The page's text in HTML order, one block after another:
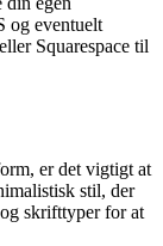
og eventuelt
Squarespace til
er det vigtigt at
stil, der
skrifttyper for at